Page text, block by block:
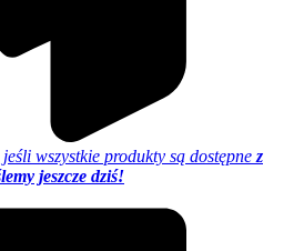
wszystkie produkty są dostępne z
jeszcze dziś!